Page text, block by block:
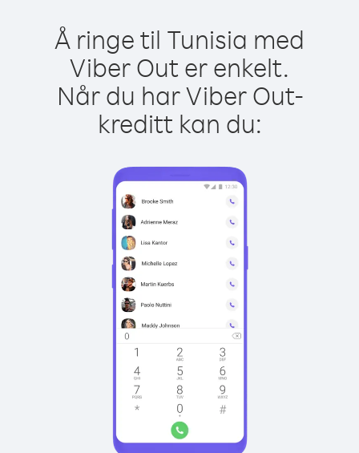
Å ringe til Tunisia med
Viber Out er enkelt.
Når du har Viber Out-
kreditt kan du: